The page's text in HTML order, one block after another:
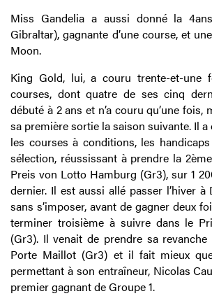
Miss Gandelia a aussi donné la
Gibraltar), gagnante d’une course, et
Moon.
King Gold, lui, a couru trente-et-une
courses, dont quatre de ses cinq
débuté à 2 ans et n’a couru qu’une fois,
sa première sortie la saison suivante. Il
les courses à conditions, les
sélection, réussissant à prendre la
Preis von Lotto Hamburg (Gr3), sur 1
dernier. Il est aussi allé passer l’hiver à
sans s’imposer, avant de gagner deux
terminer troisième à suivre dans le
(Gr3). Il venait de prendre sa
Porte Maillot (Gr3) et il fait mieux
permettant à son entraîneur, Nicolas
premier gagnant de Groupe 1.